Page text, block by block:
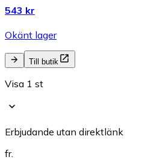
543 kr
Okänt lager
Till butik
Visa 1 st
Erbjudande utan direktlänk
fr.